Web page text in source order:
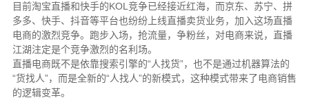
目前淘宝直播和快手的KOL竞争已经接近红海，而京东、苏宁、拼
多多、快手、抖音等平台也纷纷上线直播卖货业务，加入这场直播
电商的激烈竞争。跑步入场，抢流量，争粉丝，对电商来说，直播
江湖注定是个竞争激烈的名利场。
直播电商既不是依靠搜索引擎的“人找货”，也不是通过机器算法的
“货找人”，而是全新的“人找人”的新模式，这种模式带来了电商销售
的逻辑变革。